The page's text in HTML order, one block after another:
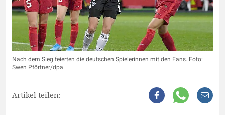
Nach dem Sieg feierten die deutschen Spielerinnen mit den Fans. Foto:
Swen Pförtner/dpa
Artikel teilen: